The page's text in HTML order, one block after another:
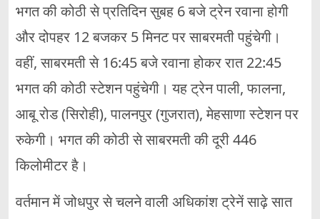
भगत की कोठी से प्रतिदिन सुबह 6 बजे ट्रेन रवाना होगी
और दोपहर 12 बजकर 5 मिनट पर साबरमती पहुंचेगी।
वहीं, साबरमती से 16:45 बजे रवाना होकर रात 22:45
भगत की कोठी स्टेशन पहुंचेगी। यह ट्रेन पाली, फालना,
आबू रोड (सिरोही), पालनपुर (गुजरात), मेहसाणा स्टेशन पर
रुकेगी। भगत की कोठी से साबरमती की दूरी 446
किलोमीटर है।
वर्तमान में जोधपुर से चलने वाली अधिकांश ट्रेनें साढ़े सात